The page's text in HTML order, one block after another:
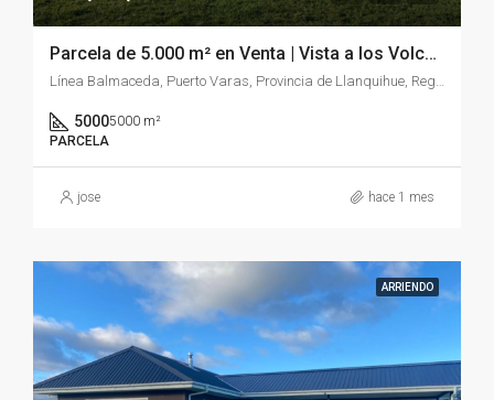
Parcela de 5.000 m² en Venta | Vista a los Volcanes y Excelente Conectividad
50005000 m²
PARCELA
jose hace 1 mes
ARRIENDO